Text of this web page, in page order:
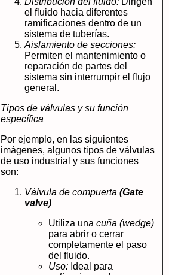
el fluido hacia diferentes
ramificaciones dentro de un
sistema de tuberías.
Aislamiento de secciones:
Permiten el mantenimiento o
reparación de partes del
sistema sin interrumpir el flujo
general.
Tipos de válvulas y su función
específica
Por ejemplo, en las siguientes
imágenes, algunos tipos de válvulas
de uso industrial y sus funciones
son:
Válvula de compuerta (Gate
valve)
Utiliza una cuña (wedge)
para abrir o cerrar
completamente el paso
del fluido.
Uso: Ideal para